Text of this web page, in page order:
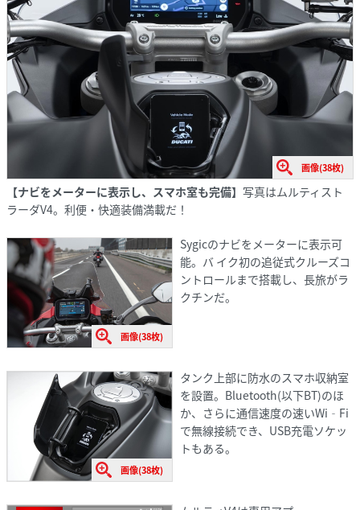
画像(38枚)
【ナビをメーターに表示し、スマホ室も完備】 写真はムルティスト
ラーダV4。利便・快適装備満載だ！
画像(38枚)
Sygicのナビをメーターに表示可
能。バ イク初の追従式クルーズコ
ントロールまで搭載し、長旅がラ
クチンだ。
画像(38枚)
タンク上部に防水のスマホ収納室
を設置。Bluetooth(以下BT)のほ
か、さらに通信速度の速いWi‐Fi
で無線接続でき、USB充電ソケッ
トもある。